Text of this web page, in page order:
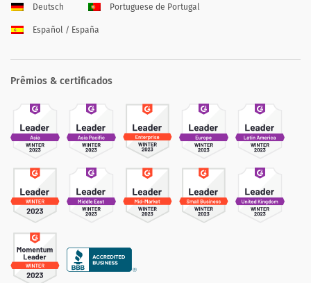
Deutsch Portuguese de Portugal
Español / España
Prêmios & certificados